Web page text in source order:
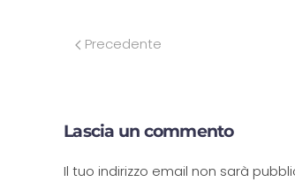
Precedente
Lascia un commento
Il tuo indirizzo email non sarà